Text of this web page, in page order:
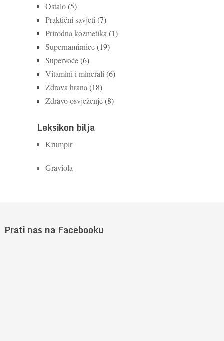
Ostalo(5)
Praktični savjeti (7)
Prirodna kozmetika (1)
Supernamirnice(19)
Supervoće(6)
Vitamini i minerali (6)
Zdrava hrana (18)
Zdravo osvježenje(8)
Leksikon bilja
Krumpir
Graviola
Prati nas na Facebooku